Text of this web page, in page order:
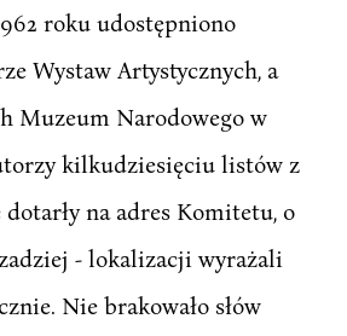
roku udostępniono
Wystaw Artystycznych, a
Muzeum Narodowego w
kilkudziesięciu listów z
na adres Komitetu, o
- lokalizacji wyrażali
Nie brakowało słów